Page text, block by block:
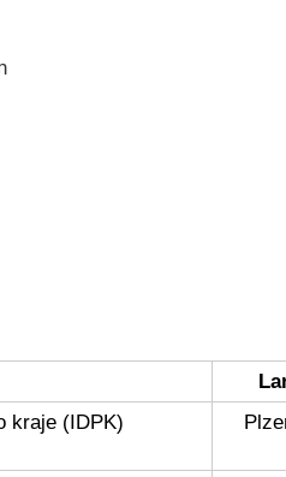
kraje (IDPK)